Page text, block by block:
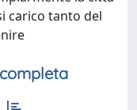
carico tanto del